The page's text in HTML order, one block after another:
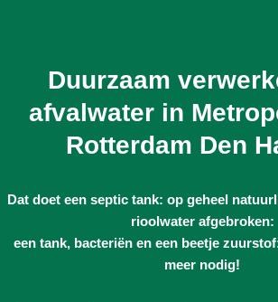
Duurzaam
afvalwater in
Rotterdam Den
Dat doet een septic tank: op geheel
rioolwater afgebroken:
een tank, bacteriën en een beetje
meer nodig!